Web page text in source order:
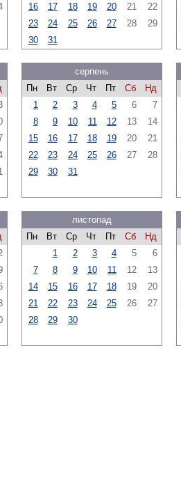
16
17 18 19 20 21
22
23
24 25 26 27 28
29
30
31
серпень
Пн
Вт Ср Чт Пт Сб
Нд
1
2 3 4 5 6
7
8
9 10 11 12 13
14
15
16 17 18 19 20
21
22
23 24 25 26 27
28
29
30 31
листопад
Пн
Вт Ср Чт Пт Сб
Нд
1
2 3 4 5
6
7
8 9 10 11 12
13
14
15 16 17 18 19
20
21
22 23 24 25 26
27
28
29 30